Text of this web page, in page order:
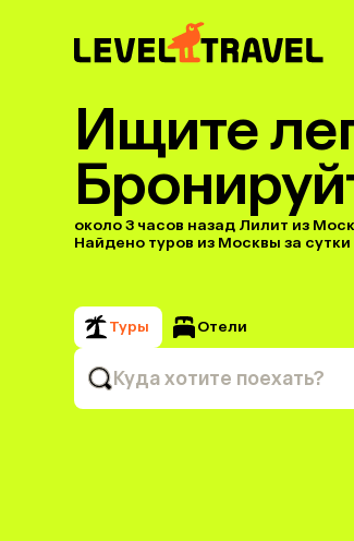
Ищите
около 3 часов назад Лилит из
Найдено туров из Москвы за
Туры Отели
Куда хотите поехать?